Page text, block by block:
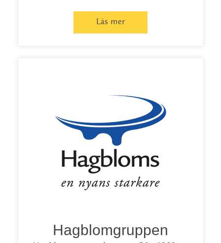
Läs mer
Hagblomgruppen